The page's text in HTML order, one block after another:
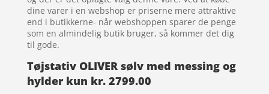
dine varer i en webshop er priserne mere attraktive
end i butikkerne- når webshoppen sparer de penge
som en almindelig butik bruger, så kommer det dig
til gode.
Tøjstativ OLIVER sølv med messing og
hylder kun kr. 2799.00